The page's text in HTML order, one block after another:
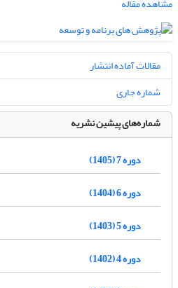
مشاهده مقاله
مقالات آماده انتشار
شماره جاری
شماره‌های پیشین نشریه
دوره 7 (1405)
دوره 6 (1404)
دوره 5 (1403)
دوره 4 (1402)